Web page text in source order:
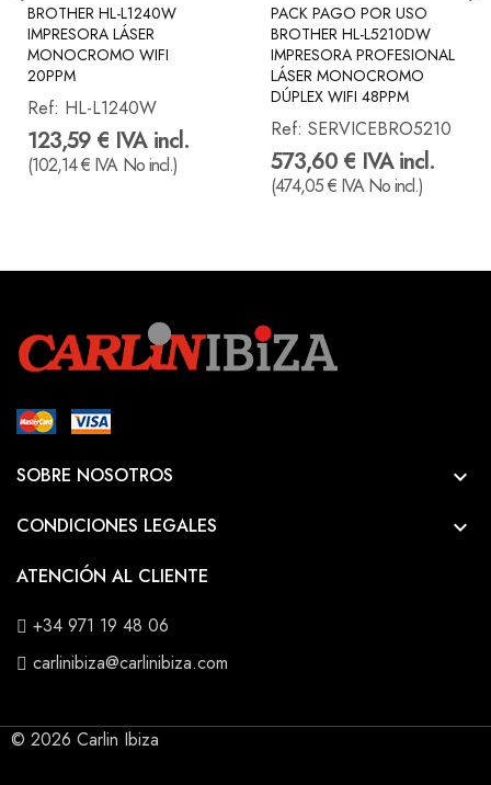
BROTHER HL-L1240W
IMPRESORA LÁSER
MONOCROMO WIFI
20PPM
Ref: HL-L1240W
123,59 € IVA incl.
(102,14 € IVA No incl.)
PACK PAGO POR USO
BROTHER HL-L5210DW
IMPRESORA PROFESIONAL
LÁSER MONOCROMO
DÚPLEX WIFI 48PPM
Ref: SERVICEBRO5210
573,60 € IVA incl.
(474,05 € IVA No incl.)
SOBRE NOSOTROS 
CONDICIONES LEGALES 
ATENCIÓN AL CLIENTE
+34 971 19 48 06
carlinibiza@carlinibiza.com
© 2026 Carlin Ibiza